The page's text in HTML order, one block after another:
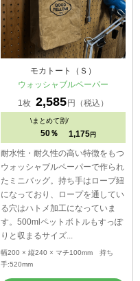
モカトート（Ｓ）
ウォッシャブルペーパー
1枚 2,585円（税込）
\まとめて割/
50％ 1,175 円
耐水性・耐久性の高い特徴をもつ
ウォッシャブルペーパーで作られ
たミニバッグ。持ち手はロープ紐
になっており、ロープを通してい
る穴はハトメ加工になっていま
す。500mlペットボトルもすっぽ
りと収まるサイズ...
幅200 × 縦240 × マチ100mm 持ち
手:520mm